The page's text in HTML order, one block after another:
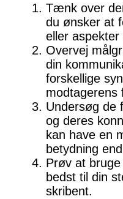
Tænk over
du ønsker at
eller
Overvej
din
forskellige
modtagerens
Undersøg de
og deres
kan have en
betydning
Prøv at
bedst til din
skribent.